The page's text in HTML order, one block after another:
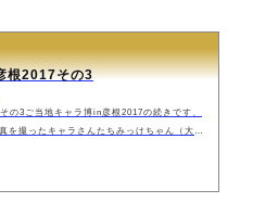
根2017その3
の3ご当地キャラ博in彦根2017の続きです、
を撮ったキャラさんたちみっけちゃん（大阪